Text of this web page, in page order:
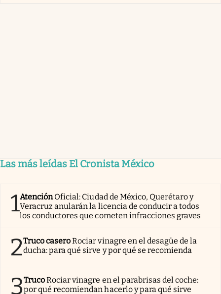
Las más leídas El Cronista México
1AtenciónOficial: Ciudad de México, Querétaro y
Veracruz anularán la licencia de conducir a todos
los conductores que cometen infracciones graves
2Truco caseroRociar vinagre en el desagüe de la
ducha: para qué sirve y por qué se recomienda
3TrucoRociar vinagre en el parabrisas del coche:
por qué recomiendan hacerlo y para qué sirve